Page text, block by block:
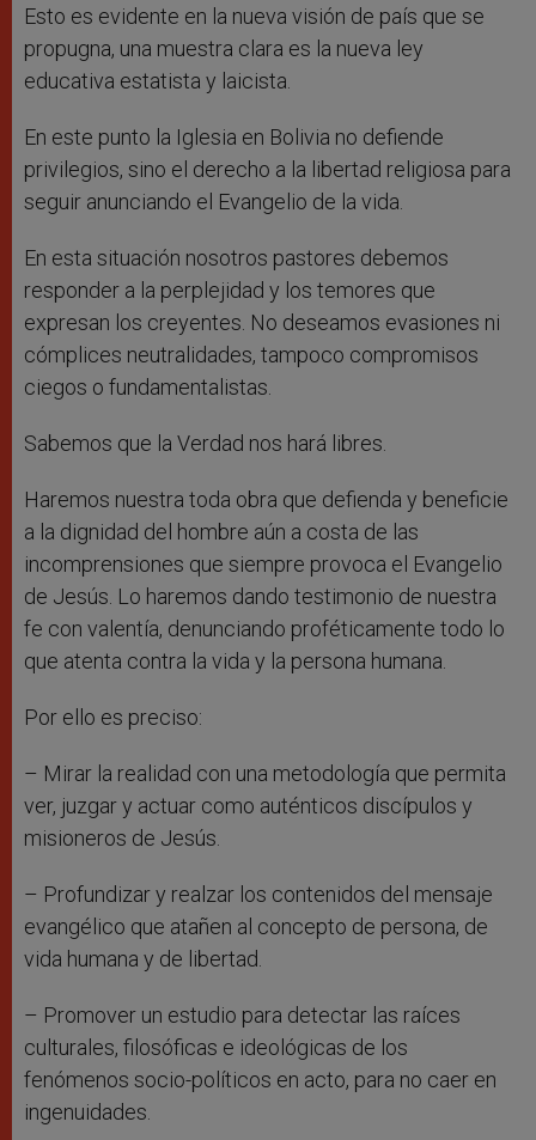
Esto es evidente en la nueva visión de país que se
propugna, una muestra clara es la nueva ley
educativa estatista y laicista.
En este punto la Iglesia en Bolivia no defiende
privilegios, sino el derecho a la libertad religiosa para
seguir anunciando el Evangelio de la vida.
En esta situación nosotros pastores debemos
responder a la perplejidad y los temores que
expresan los creyentes. No deseamos evasiones ni
cómplices neutralidades, tampoco compromisos
ciegos o fundamentalistas.
Sabemos que la Verdad nos hará libres.
Haremos nuestra toda obra que defienda y beneficie
a la dignidad del hombre aún a costa de las
incomprensiones que siempre provoca el Evangelio
de Jesús. Lo haremos dando testimonio de nuestra
fe con valentía, denunciando proféticamente todo lo
que atenta contra la vida y la persona humana.
Por ello es preciso:
– Mirar la realidad con una metodología que permita
ver, juzgar y actuar como auténticos discípulos y
misioneros de Jesús.
– Profundizar y realzar los contenidos del mensaje
evangélico que atañen al concepto de persona, de
vida humana y de libertad.
– Promover un estudio para detectar las raíces
culturales, filosóficas e ideológicas de los
fenómenos socio-políticos en acto, para no caer en
ingenuidades.